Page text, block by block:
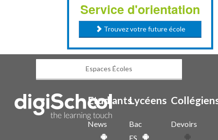
Service d'orientation
Trouvez votre future école
Espaces Écoles
Etudiants
News
Lycéens
Bac
ES
Devoirs